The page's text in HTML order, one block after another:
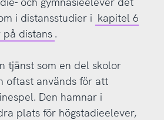
i distansstudier i kapitel 6
distans .
tjänst som en del skolor
oftast används för att
Den hamnar i
plats för högstadieelever,